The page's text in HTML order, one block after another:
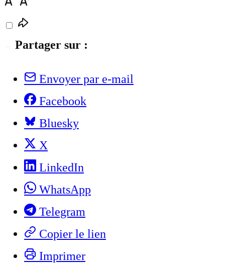
Partager sur :
Envoyer par e-mail
Facebook
Bluesky
X
LinkedIn
WhatsApp
Telegram
Copier le lien
Imprimer